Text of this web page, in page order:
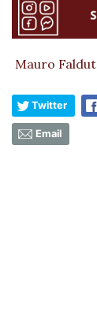
Mauro
Twitter
Email